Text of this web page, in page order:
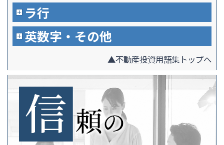
ラ行
英数字・その他
▲不動産投資用語集トップへ